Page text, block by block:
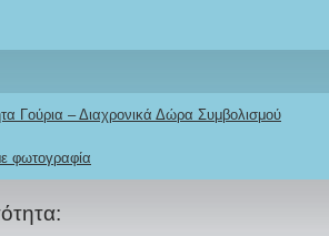
Γούρια – Διαχρονικά Δώρα Συμβολισμού
φωτογραφία
δώρου.